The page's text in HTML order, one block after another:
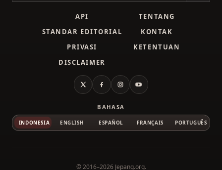
API
TENTANG
STANDAR EDITORIAL
KONTAK
PRIVASI
KETENTUAN
DISCLAIMER
X FacebookInstagramYouTube
BAHASA
INDONESIA ENGLISH ESPAÑOL FRANÇAIS PORTUGUÊS
© 2016–2026 Jepang.org.